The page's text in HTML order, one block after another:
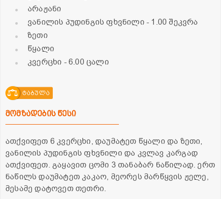
არაჟანი
ვანილის პუდინგის ფხვნილი - 1.00 შეკვრა
ზეთი
წყალი
კვერცხი - 6.00 ცალი
ტაბულა
მომზადების წესი
ათქვიფეთ 6 კვერცხი, დაუმატეთ წყალი და ზეთი,
ვანილის პუდინგის ფხვნილი და კვლავ კარგად
ათქვიფეთ. გაყავით ცომი 3 თანაბარ ნაწილად. ერთ
ნაწილს დაუმატეთ კაკაო, მეორეს მარწყვის ჟელე,
მესამე დატოვეთ თეთრი.